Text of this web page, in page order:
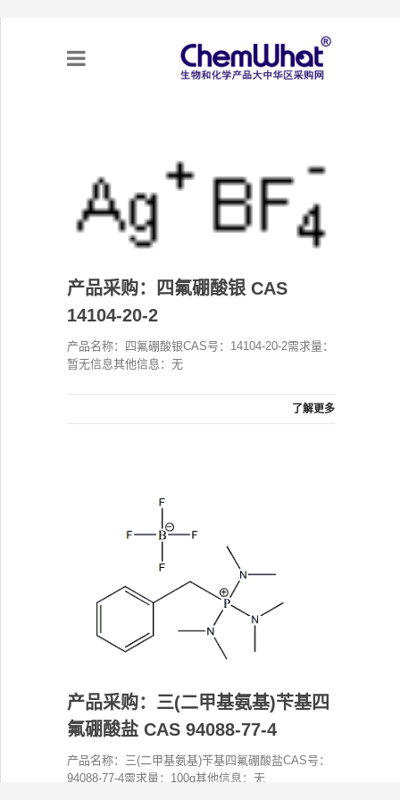
项目合作
专题采购
产品采购：四氟硼酸银 CAS
14104-20-2
产品名称：四氟硼酸银CAS号：14104-20-2需求量：
暂无信息其他信息：无
了解更多
产品采购：三(二甲基氨基)苄基四
氟硼酸盐 CAS 94088-77-4
产品名称：三(二甲基氨基)苄基四氟硼酸盐CAS号：
94088-77-4需求量：100g其他信息：无